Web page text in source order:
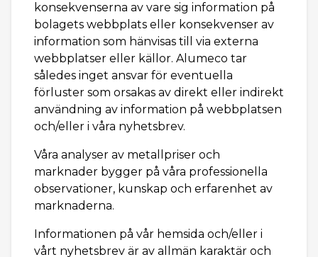
konsekvenserna av vare sig information på
bolagets webbplats eller konsekvenser av
information som hänvisas till via externa
webbplatser eller källor. Alumeco tar
således inget ansvar för eventuella
förluster som orsakas av direkt eller indirekt
användning av information på webbplatsen
och/eller i våra nyhetsbrev.
Våra analyser av metallpriser och
marknader bygger på våra professionella
observationer, kunskap och erfarenhet av
marknaderna.
Informationen på vår hemsida och/eller i
vårt nyhetsbrev är av allmän karaktär och